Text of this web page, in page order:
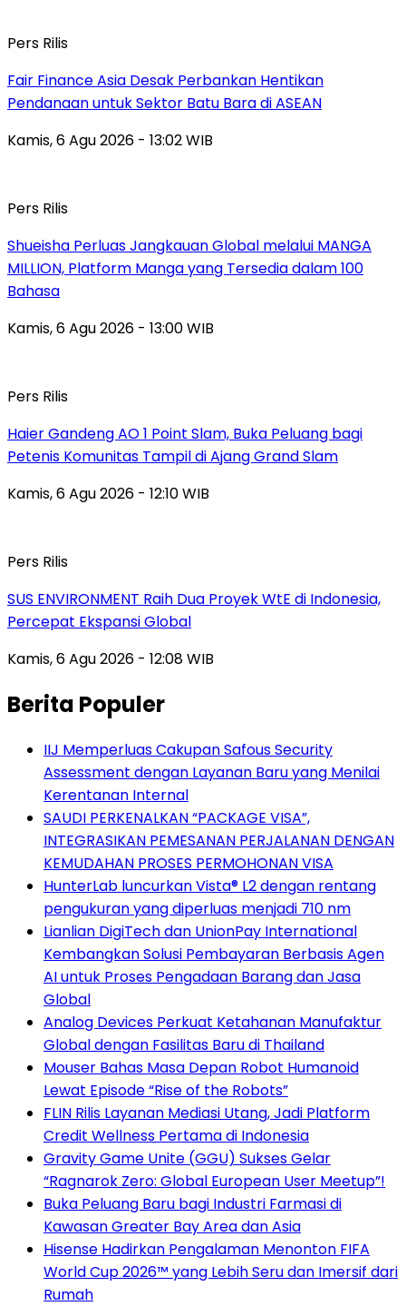
Pers Rilis
Fair Finance Asia Desak Perbankan Hentikan
Pendanaan untuk Sektor Batu Bara di ASEAN
Kamis, 6 Agu 2026 - 13:02 WIB
Pers Rilis
Shueisha Perluas Jangkauan Global melalui MANGA
MILLION, Platform Manga yang Tersedia dalam 100
Bahasa
Kamis, 6 Agu 2026 - 13:00 WIB
Pers Rilis
Haier Gandeng AO 1 Point Slam, Buka Peluang bagi
Petenis Komunitas Tampil di Ajang Grand Slam
Kamis, 6 Agu 2026 - 12:10 WIB
Pers Rilis
SUS ENVIRONMENT Raih Dua Proyek WtE di Indonesia,
Percepat Ekspansi Global
Kamis, 6 Agu 2026 - 12:08 WIB
Berita Populer
IIJ Memperluas Cakupan Safous Security
Assessment dengan Layanan Baru yang Menilai
Kerentanan Internal
SAUDI PERKENALKAN “PACKAGE VISA”,
INTEGRASIKAN PEMESANAN PERJALANAN DENGAN
KEMUDAHAN PROSES PERMOHONAN VISA
HunterLab luncurkan Vista® L2 dengan rentang
pengukuran yang diperluas menjadi 710 nm
Lianlian DigiTech dan UnionPay International
Kembangkan Solusi Pembayaran Berbasis Agen
AI untuk Proses Pengadaan Barang dan Jasa
Global
Analog Devices Perkuat Ketahanan Manufaktur
Global dengan Fasilitas Baru di Thailand
Mouser Bahas Masa Depan Robot Humanoid
Lewat Episode “Rise of the Robots”
FLIN Rilis Layanan Mediasi Utang, Jadi Platform
Credit Wellness Pertama di Indonesia
Gravity Game Unite (GGU) Sukses Gelar
“Ragnarok Zero: Global European User Meetup”!
Buka Peluang Baru bagi Industri Farmasi di
Kawasan Greater Bay Area dan Asia
Hisense Hadirkan Pengalaman Menonton FIFA
World Cup 2026™ yang Lebih Seru dan Imersif dari
Rumah